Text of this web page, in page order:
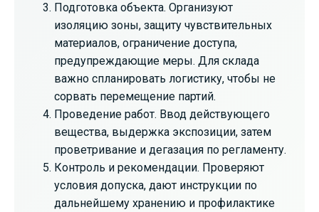
Подготовка объекта. Организуют
изоляцию зоны, защиту чувствительных
материалов, ограничение доступа,
предупреждающие меры. Для склада
важно спланировать логистику, чтобы не
сорвать перемещение партий.
Проведение работ. Ввод действующего
вещества, выдержка экспозиции, затем
проветривание и дегазация по регламенту.
Контроль и рекомендации. Проверяют
условия допуска, дают инструкции по
дальнейшему хранению и профилактике